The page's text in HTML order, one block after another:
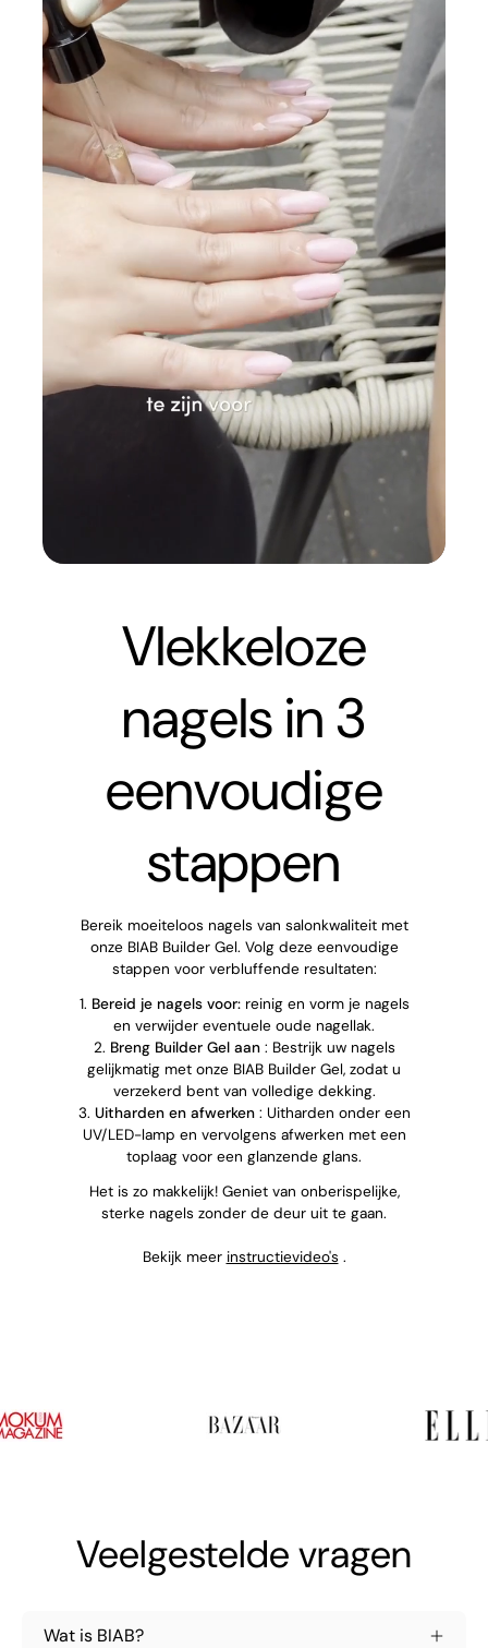
Vlekkeloze
nagels in 3
eenvoudige
stappen
Bereik moeiteloos nagels van salonkwaliteit met
onze BIAB Builder Gel. Volg deze eenvoudige
stappen voor verbluffende resultaten:
1. Bereid je nagels voor:reinig en vorm je nagels
en verwijder eventuele oude nagellak.
2. Breng Builder Gel aan: Bestrijk uw nagels
gelijkmatig met onze BIAB Builder Gel, zodat u
verzekerd bent van volledige dekking.
3. Uitharden en afwerken: Uitharden onder een
UV/LED-lamp en vervolgens afwerken met een
toplaag voor een glanzende glans.
Het is zo makkelijk! Geniet van onberispelijke,
sterke nagels zonder de deur uit te gaan.
Bekijk meer instructievideo's .
Veelgestelde vragen
Wat is BIAB?